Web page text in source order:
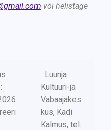
või helistage
Luunja
Kultuuri-ja
Vabaajakes
kus, Kadi
Kalmus, tel.